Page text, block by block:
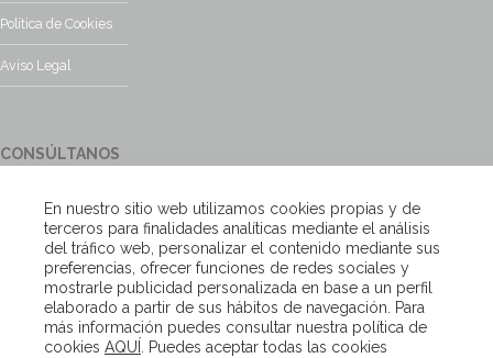
Política de Cookies
Aviso Legal
CONSÚLTANOS
encantados
Escríbenos
En nuestro sitio web utilizamos cookies propias y de
terceros para finalidades analíticas mediante el análisis
del tráfico web, personalizar el contenido mediante sus
preferencias, ofrecer funciones de redes sociales y
mostrarle publicidad personalizada en base a un perfil
elaborado a partir de sus hábitos de navegación. Para
más información puedes consultar nuestra política de
cookies AQUÍ . Puedes aceptar todas las cookies